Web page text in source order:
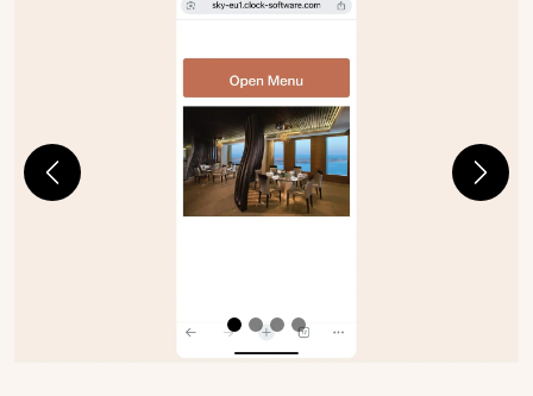
Previous Next